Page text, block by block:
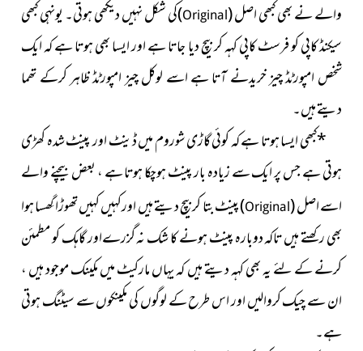
والے نے بھی کبھی اصل(
Original
)کی شکلنہیں دیکھی ہوتی۔ یونہی کبھی
سیکنڈ کاپی کو فرسٹ کاپی کہہ کر بیچ دیا جاتا ہے اور ایسا بھی ہوتا ہے کہ ایک
شخص امپورٹڈ چیز خریدنے آتا ہے اسے لوکل چیز امپورٹڈ ظاہر کرکے تھما
دیتے ہیں۔
*کبھی ایسا ہوتا ہے کہ کوئی گاڑی شوروم میں ڈینٹ اور پینٹ شدہ کھڑی
ہوتی ہے جس پر ایک سے زیادہ بار پینٹ ہوچکا ہوتا ہے ، بعض بیچنے والے
اسے اصل(
Original
)پینٹبتا کر بیچ دیتے ہیں اورکہیں کہیں تھوڑا گِھسا ہوا
بھی رکھتے ہیں تاکہ دوبارہ پینٹ ہونے کا شک نہ گزرےاور گاہک کو مطمئن
کرنے کے لئے یہ بھی کہہ دیتے ہیں کہ یہاں مارکیٹ میں مکینک موجود ہیں ،
ان سے چیک کروالیں اور اس طرح کے لوگوں کی مکینکوں سے سیٹنگ ہوتی
ہے۔